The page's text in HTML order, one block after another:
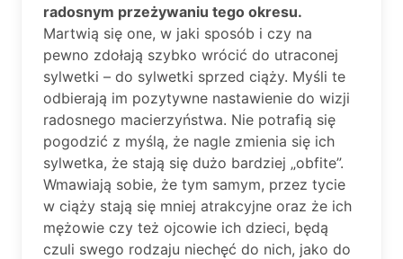
radosnym przeżywaniu tego okresu.
Martwią się one, w jaki sposób i czy na
pewno zdołają szybko wrócić do utraconej
sylwetki – do sylwetki sprzed ciąży. Myśli te
odbierają im pozytywne nastawienie do wizji
radosnego macierzyństwa. Nie potrafią się
pogodzić z myślą, że nagle zmienia się ich
sylwetka, że stają się dużo bardziej „obfite”.
Wmawiają sobie, że tym samym, przez tycie
w ciąży stają się mniej atrakcyjne oraz że ich
mężowie czy też ojcowie ich dzieci, będą
czuli swego rodzaju niechęć do nich, jako do